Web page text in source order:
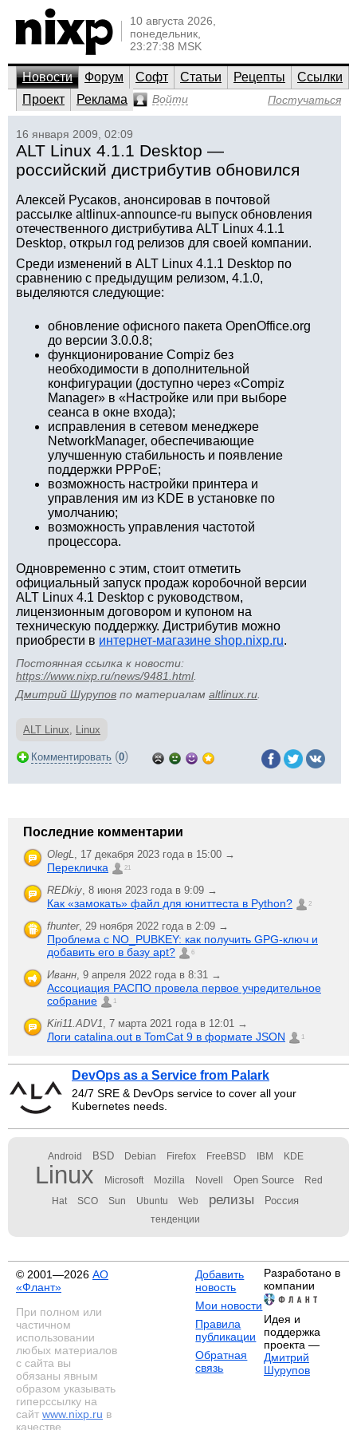
10 августа 2026,
понедельник,
23:27:38 MSK
Новости Форум Софт Статьи Рецепты
Ссылки
Проект
Реклама Войти Постучаться
16 января 2009, 02:09
ALT Linux 4.1.1 Desktop —
российский дистрибутив обновился
Алексей Русаков, анонсировав в почтовой
рассылке altlinux-announce-ru выпуск обновления
отечественного дистрибутива ALT Linux 4.1.1
Desktop, открыл год релизов для своей компании.
Среди изменений в ALT Linux 4.1.1 Desktop по
сравнению с предыдущим релизом, 4.1.0,
выделяются следующие:
обновление офисного пакета OpenOffice.org
до версии 3.0.0.8;
функционирование Compiz без
необходимости в дополнительной
конфигурации (доступно через «Compiz
Manager» в «Настройке или при выборе
сеанса в окне входа);
исправления в сетевом менеджере
NetworkManager, обеспечивающие
улучшенную стабильность и появление
поддержки PPPoE;
возможность настройки принтера и
управления им из KDE в установке по
умолчанию;
возможность управления частотой
процессора.
Одновременно с этим, стоит отметить
официальный запуск продаж коробочной версии
ALT Linux 4.1 Desktop с руководством,
лицензионным договором и купоном на
техническую поддержку. Дистрибутив можно
приобрести в интернет-магазине shop.nixp.ru.
Постоянная ссылка к новости:
https://www.nixp.ru/news/9481.html.
Дмитрий Шурупов по материалам altlinux.ru
ALT Linux, Linux
Комментировать (0)
Последние комментарии
OlegL, 17 декабря 2023 года в 15:00 →
Перекличка 21
REDkiy, 8 июня 2023 года в 9:09 →
Как «замокать» файл для юниттеста в Python? 2
fhunter, 29 ноября 2022 года в 2:09 →
Проблема с NO_PUBKEY: как получить GPG-ключ и
добавить его в базу apt?
6
Иванн, 9 апреля 2022 года в 8:31 →
Ассоциация РАСПО провела первое учредительное
собрание
1
Kiri11.ADV1, 7 марта 2021 года в 12:01 →
Логи catalina.out в TomCat 9 в формате JSON 1
DevOps as a Service from Palark
24/7 SRE & DevOps service to cover all your
Kubernetes needs.
Android BSD Debian Firefox FreeBSD IBM KDE
Linux Microsoft Mozilla Novell Open Source Red
Hat SCO Sun Ubuntu Web релизы Россия
тенденции
© 2001—2026 АО
«Флант»
При полном или
частичном
использовании
любых материалов
с сайта вы
обязаны явным
образом указывать
гиперссылку на
сайт www.nixp.ru в
качестве
Добавить
новость
Мои новости
Правила
публикации
Обратная
связь
Разработано в
компании
Идея и
поддержка
проекта —
Дмитрий
Шурупов